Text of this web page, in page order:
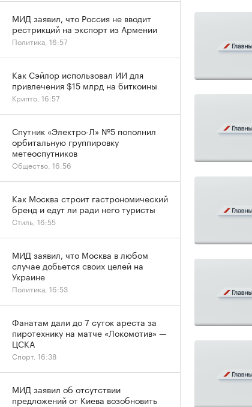
МИД заявил, что Россия не вводит
рестрикций на экспорт из Армении
Политика, 16:57
Как Сэйлор использовал ИИ для
привлечения $15 млрд на биткоины
Крипто, 16:57
Спутник «Электро-Л» №5 пополнил
орбитальную группировку
метеоспутников
Общество, 16:56
Как Москва строит гастрономический
бренд и едут ли ради него туристы
Стиль, 16:55
МИД заявил, что Москва в любом
случае добьется своих целей на
Украине
Политика, 16:53
Фанатам дали до 7 суток ареста за
пиротехнику на матче «Локомотив» —
ЦСКА
Спорт, 16:38
МИД заявил об отсутствии
предложений от Киева возобновить